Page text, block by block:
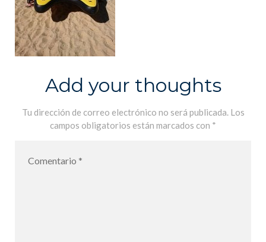
Add your thoughts
Tu dirección de correo electrónico no será publicada. Los
campos obligatorios están marcados con *